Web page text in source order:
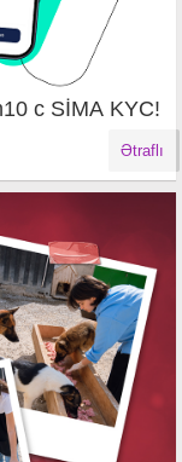
с SİMA KYC!
Ətraflı